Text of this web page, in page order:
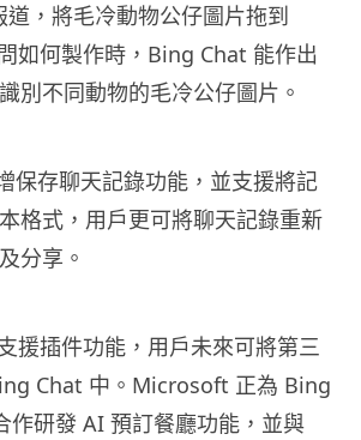
道，將毛冷動物公仔圖片拖到
如何製作時，Bing Chat 能作出
別不同動物的毛冷公仔圖片。
保存聊天記錄功能，並支援將記
格式，用戶更可將聊天記錄重新
分享。
援插件功能，用戶未來可將第三
Chat 中。Microsoft 正為 Bing
作研發 AI 預訂餐廳功能，並與